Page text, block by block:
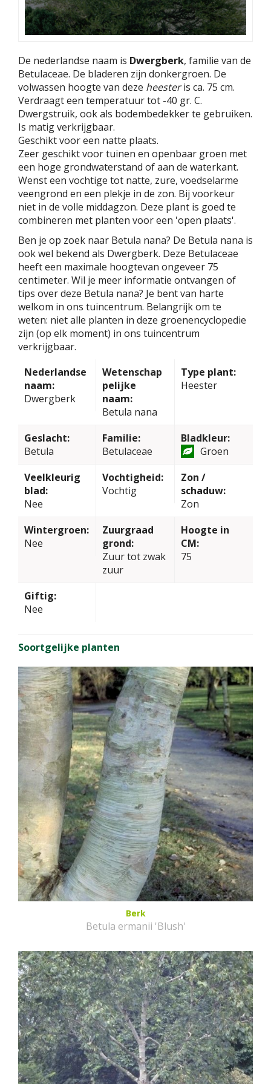
De nederlandse naam is Dwergberk, familie van de
Betulaceae. De bladeren zijn donkergroen. De
volwassen hoogte van deze heesteris ca. 75 cm.
Verdraagt een temperatuur tot -40 gr. C.
Dwergstruik, ook als bodembedekker te gebruiken.
Is matig verkrijgbaar.
Geschikt voor een natte plaats.
Zeer geschikt voor tuinen en openbaar groen met
een hoge grondwaterstand of aan de waterkant.
Wenst een vochtige tot natte, zure, voedselarme
veengrond en een plekje in de zon. Bij voorkeur
niet in de volle middagzon. Deze plant is goed te
combineren met planten voor een 'open plaats'.
Ben je op zoek naar Betula nana? De Betula nana is
ook wel bekend als Dwergberk. Deze Betulaceae
heeft een maximale hoogtevan ongeveer 75
centimeter. Wil je meer informatie ontvangen of
tips over deze Betula nana? Je bent van harte
welkom in ons tuincentrum. Belangrijk om te
weten: niet alle planten in deze groenencyclopedie
zijn (op elk moment) in ons tuincentrum
verkrijgbaar.
Nederlandse
naam:
Dwergberk
Wetenschap
pelijke
naam:
Betula nana
Type plant:
Heester
Geslacht:
Betula
Familie:
Betulaceae
Bladkleur:
Groen
Veelkleurig
blad:
Nee
Vochtigheid:
Vochtig
Zon /
schaduw:
Zon
Wintergroen:
Nee
Zuurgraad
grond:
Zuur tot zwak
zuur
Hoogte in
CM:
75
Giftig:
Nee
Soortgelijke planten
Berk
Betula ermanii 'Blush'